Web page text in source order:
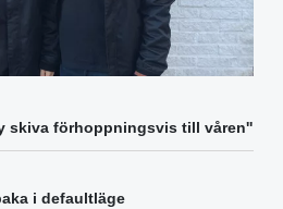
skiva förhoppningsvis till våren''
i defaultläge